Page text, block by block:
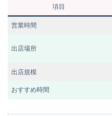
項目
営業時間
出店場所
出店規模
おすすめ時間